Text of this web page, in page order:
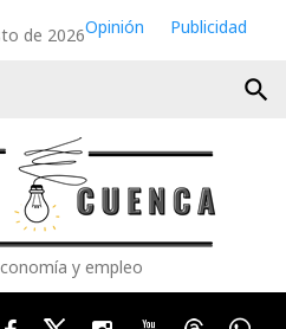
de 2026Opinión
Publicidad
search
y empleo